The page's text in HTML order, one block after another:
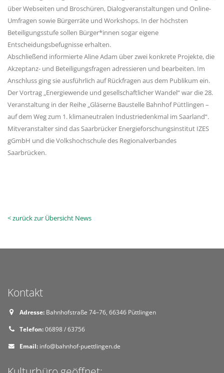
über Webseiten und Broschüren, Dialogveranstaltungen und Online-
Umfragen sowie Bürgerräte und Workshops. In der höchsten
Beteiligungsstufe sollen Bürger*innen sogar eigene
Entscheidungsbefugnisse erhalten.
Abschließend informierte Aline Adam über zwei konkrete Projekte, die
Akzeptanz- und Beteiligungsfragen adressieren und bearbeiten. Im
Anschluss ging sie ausführlich auf Rückfragen aus dem Publikum ein.
Der Vortrag „Energiewende und gesellschaftlicher Wandel“ war die 28.
Veranstaltung in der Reihe „Gläserne Baustelle Bahnhof Püttlingen –
auf dem Weg zum 1. klimaneutralen Industriedenkmal im Saarland“.
Mitveranstalter sind das Saarbrücker Energieforschungsinstitut IZES
gGmbH und die Volkshochschule des Regionalverbandes
Saarbrücken.
< zurück zur Übersicht News
Kontakt
Adresse: Bahnhofstraße 74–76, 66346 Püttlingen
Telefon:06898 / 63756
Email: info@bahnhof-puettlingen.de